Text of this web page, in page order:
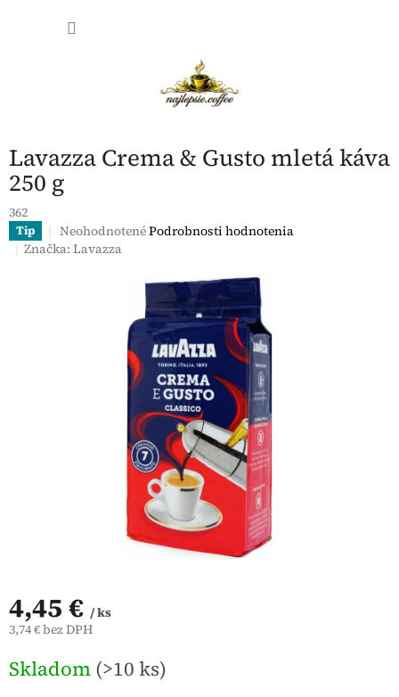
Lavazza Crema & Gusto mletá káva
250 g
362
Tip
Priemerné
hodnotenie
hviezdičiek.
NeohodnotenéPodrobnosti hodnotenia
Značka:Lavazza
4,45 € / ks
3,74 € bez DPH
cena:
Skladom (>10 ks)